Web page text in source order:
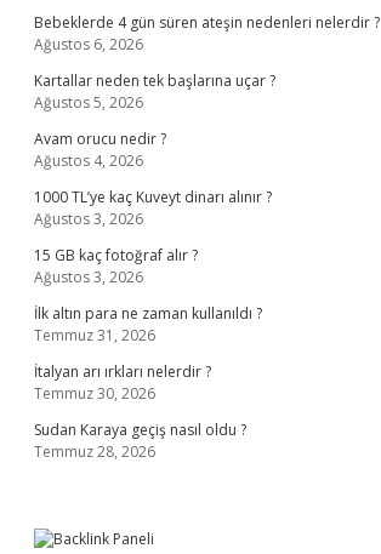
Bebeklerde 4 gün süren ateşin nedenleri nelerdir ?
Ağustos 6, 2026
Kartallar neden tek başlarına uçar ?
Ağustos 5, 2026
Avam orucu nedir ?
Ağustos 4, 2026
1000 TL’ye kaç Kuveyt dinarı alınır ?
Ağustos 3, 2026
15 GB kaç fotoğraf alır ?
Ağustos 3, 2026
İlk altın para ne zaman kullanıldı ?
Temmuz 31, 2026
İtalyan arı ırkları nelerdir ?
Temmuz 30, 2026
Sudan Karaya geçiş nasıl oldu ?
Temmuz 28, 2026